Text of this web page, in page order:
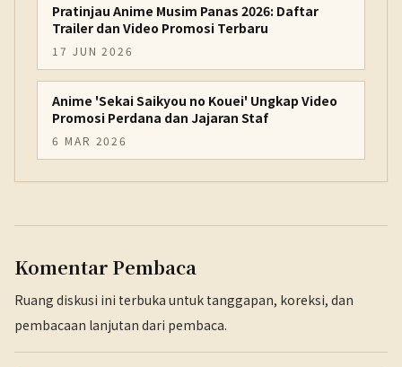
Pratinjau Anime Musim Panas 2026: Daftar
Trailer dan Video Promosi Terbaru
17 JUN 2026
Anime 'Sekai Saikyou no Kouei' Ungkap Video
Promosi Perdana dan Jajaran Staf
6 MAR 2026
Komentar Pembaca
Ruang diskusi ini terbuka untuk tanggapan, koreksi, dan
pembacaan lanjutan dari pembaca.